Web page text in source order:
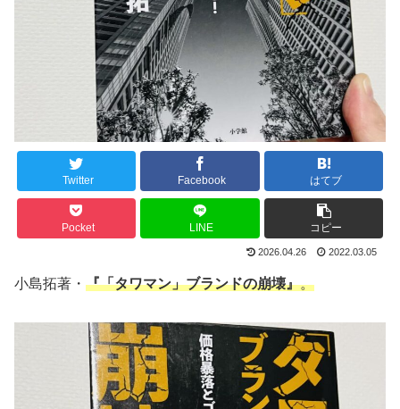
Twitter Facebook はてブ
Pocket LINE コピー
2026.04.26 2022.03.05
小島拓著・ 『「タワマン」ブランドの崩壊』。